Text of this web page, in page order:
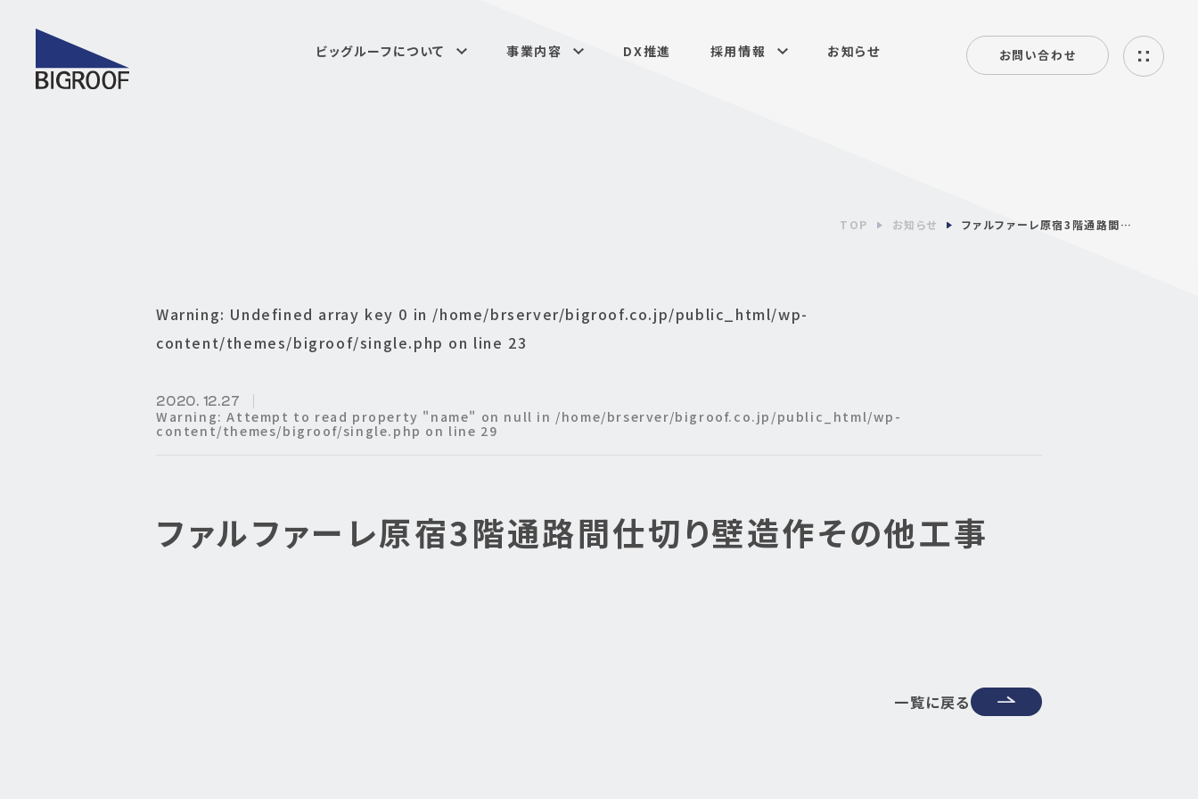
ビッグルーフについて 事業内容 DX推進 採用情報 お知らせ お問い合わせ
ー
TOP お知らせ ファルファーレ原宿3階通路間仕切り壁造作その他工事
Warning: Undefined array key 0 in /home/brserver/bigroof.co.jp/public_html/wp-
content/themes/bigroof/single.php on line 23
ファルファーレ原宿3階通路間仕切り壁造作その他工事
2020. 12.27
Warning: Attempt to read property "name" on null in /home/brserver/bigroof.co.jp/public_html/wp-
content/themes/bigroof/single.php on line 29
一覧に戻る